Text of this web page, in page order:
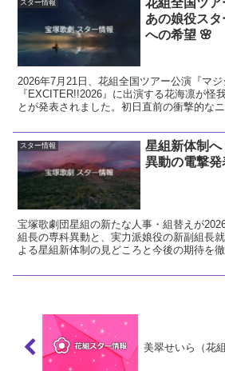
スター情報
あの娘役ス
への希望 🌸
2026年7月21日、花組全国ツアー公演『マジ
『EXCITER!!2026』に出演する花海凛が怪
とが発表されました。初日直前の衝撃的な
送ります。
スター情報
星組新体制
異動の電撃
宝塚歌劇団星組の新たな人事・組替えが
組長の専科異動と、実力派娘役の新副組長
よる星組新体制の見どころと今後の期待を徹
美翠せいら（花